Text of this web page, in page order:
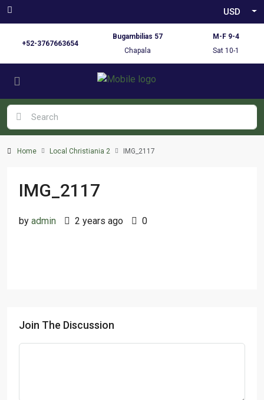
USD
+52-3767663654
Bugambilias 57
Chapala
M-F 9-4
Sat 10-1
Home Local Christiania 2 IMG_2117
IMG_2117
by admin 2 years ago 0
Join The Discussion